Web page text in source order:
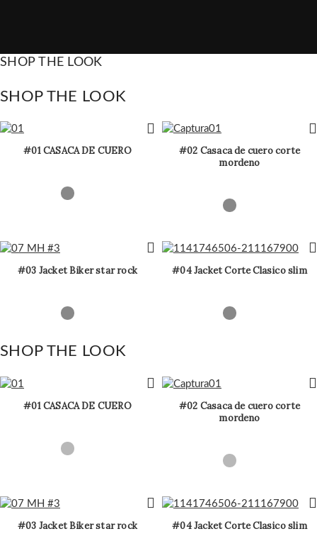
SHOP THE LOOK
SHOP THE LOOK
#01 CASACA DE CUERO
#02 Casaca de cuero corte
mordeno
#03 Jacket Biker star rock #04 Jacket Corte Clasico slim
SHOP THE LOOK
#01 CASACA DE CUERO
#02 Casaca de cuero corte
mordeno
#03 Jacket Biker star rock #04 Jacket Corte Clasico slim